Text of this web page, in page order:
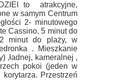
to atrakcyjne,
w samym Centrum
2- minutowego
Cassino, 5 minut do
minut do plaży, w
. Mieszkanie
,ładnej, kameralnej ,
pokoi (jeden w
Przestrzeń